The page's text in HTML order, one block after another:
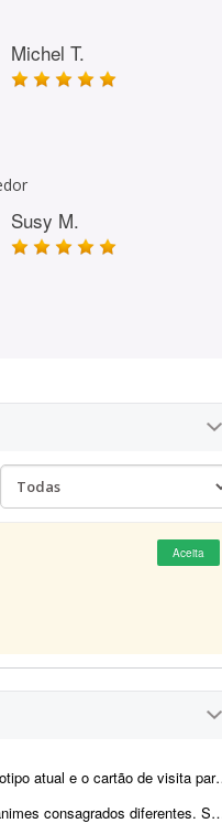
Michel T.
Susy M.
Aceita
de alta qualidade, garantindo que n&atil...
maiores para as costas e quatro menores para o lado...